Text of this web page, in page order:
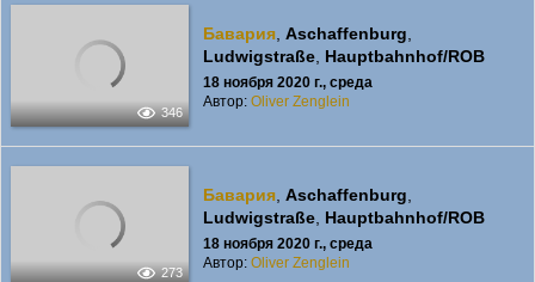
346
Бавария, Aschaffenburg
Ludwigstraße, Hauptbahnhof/ROB
18 ноября 2020 г., среда
Автор: Oliver Zenglein
273
Бавария, Aschaffenburg
Ludwigstraße, Hauptbahnhof/ROB
18 ноября 2020 г., среда
Автор: Oliver Zenglein